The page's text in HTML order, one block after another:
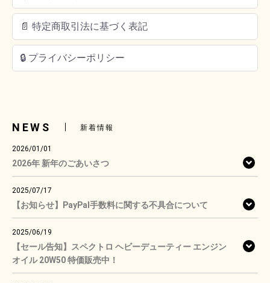
📄 特定商取引法に基づく表記
🔒 プライバシーポリシー
NEWS 新着情報
2026/01/01
2026年 新年のごあいさつ
2025/07/17
【お知らせ】PayPal手数料に関する不具合について
2025/06/19
【セール告知】スペクトロ ヘビーデューティー エンジン
オイル 20W50 特価販売中！